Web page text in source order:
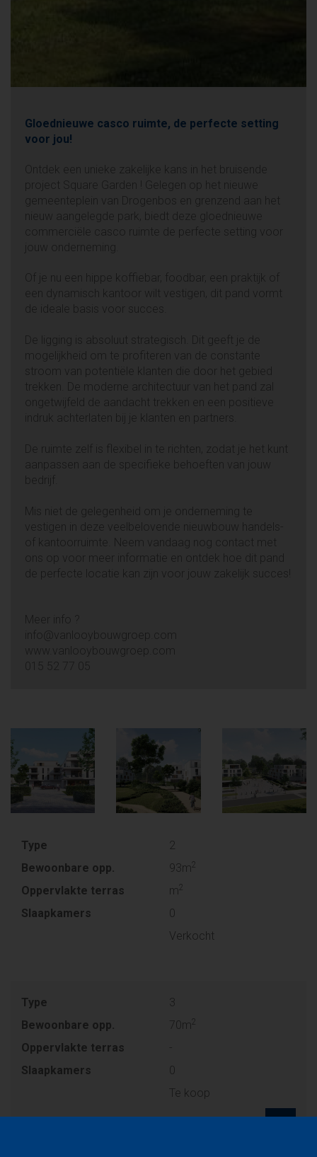
Gloednieuwe casco ruimte, de perfecte setting
voor jou!
Ontdek een unieke zakelijke kans in het bruisende
project Square Garden ! Gelegen op het nieuwe
gemeenteplein van Drogenbos en grenzend aan het
nieuw aangelegde park, biedt deze gloednieuwe
commerciële casco ruimte de perfecte setting voor
jouw onderneming.
Of je nu een hippe koffiebar, foodbar, een praktijk of
een dynamisch kantoor wilt vestigen, dit pand vormt
de ideale basis voor succes.
De ligging is absoluut strategisch. Dit geeft je de
mogelijkheid om te profiteren van de constante
stroom van potentiële klanten die door het gebied
trekken. De moderne architectuur van het pand zal
ongetwijfeld de aandacht trekken en een positieve
indruk achterlaten bij je klanten en partners.
De ruimte zelf is flexibel in te richten, zodat je het kunt
aanpassen aan de specifieke behoeften van jouw
bedrijf.
Mis niet de gelegenheid om je onderneming te
vestigen in deze veelbelovende nieuwbouw handels-
of kantoorruimte. Neem vandaag nog contact met
ons op voor meer informatie en ontdek hoe dit pand
de perfecte locatie kan zijn voor jouw zakelijk succes!
Meer info ?
info@vanlooybouwgroep.com
www.vanlooybouwgroep.com
015 52 77 05
Type
2
Bewoonbare opp.
93m 2
Oppervlakte terras m 2
Slaapkamers
0
Verkocht
Type
3
Bewoonbare opp.
70m
Oppervlakte terras
-
Slaapkamers
0
Te koop